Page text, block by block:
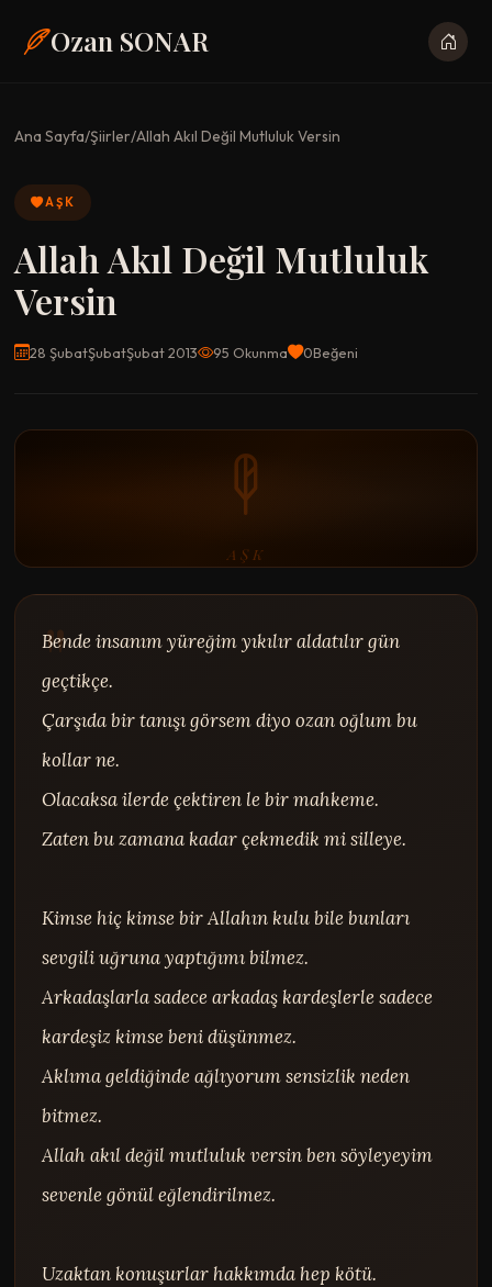
Ozan SONAR
Ana Sayfa/Şiirler/Allah Akıl Değil Mutluluk Versin
AŞK
Allah Akıl Değil Mutluluk
Versin
28 ŞubatŞubatŞubat 2013 95 Okunma 0Beğeni
AŞK
Bende insanım yüreğim yıkılır aldatılır gün
geçtikçe.
Çarşıda bir tanışı görsem diyo ozan oğlum bu
kollar ne.
Olacaksa ilerde çektiren le bir mahkeme.
Zaten bu zamana kadar çekmedik mi silleye.
Kimse hiç kimse bir Allahın kulu bile bunları
sevgili uğruna yaptığımı bilmez.
Arkadaşlarla sadece arkadaş kardeşlerle sadece
kardeşiz kimse beni düşünmez.
Aklıma geldiğinde ağlıyorum sensizlik neden
bitmez.
Allah akıl değil mutluluk versin ben söyleyeyim
sevenle gönül eğlendirilmez.
Uzaktan konuşurlar hakkımda hep kötü.